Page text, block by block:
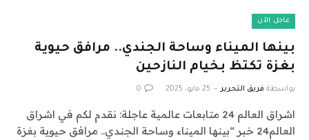
عاجل الآن
بينها الميناء وساحة الجندي.. مرافق حيوية
بغزة تكتظ بخيام النازحين
بواسطة فريق التحرير 25 مايو، 2025 0
اشراق العالم 24 متابعات عالمية عاجلة: نقدم لكم في اشراق
العالم24 خبر “بينها الميناء وساحة الجندي.. مرافق حيوية بغزة